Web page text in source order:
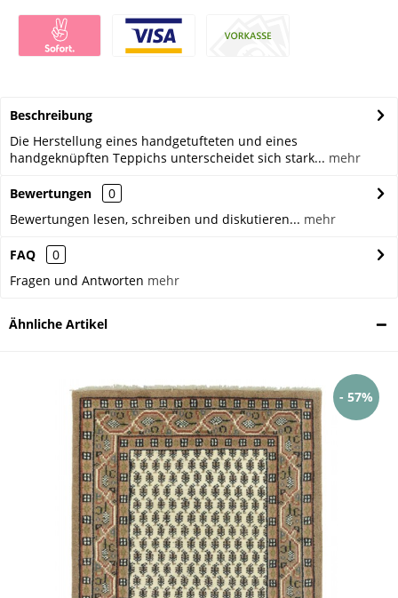
Beschreibung
Die Herstellung eines handgetufteten und eines
handgeknüpften Teppichs unterscheidet sich stark... mehr
Bewertungen
0
Bewertungen lesen, schreiben und diskutieren... mehr
FAQ
0
Fragen und Antworten mehr
Ähnliche Artikel
- 57%